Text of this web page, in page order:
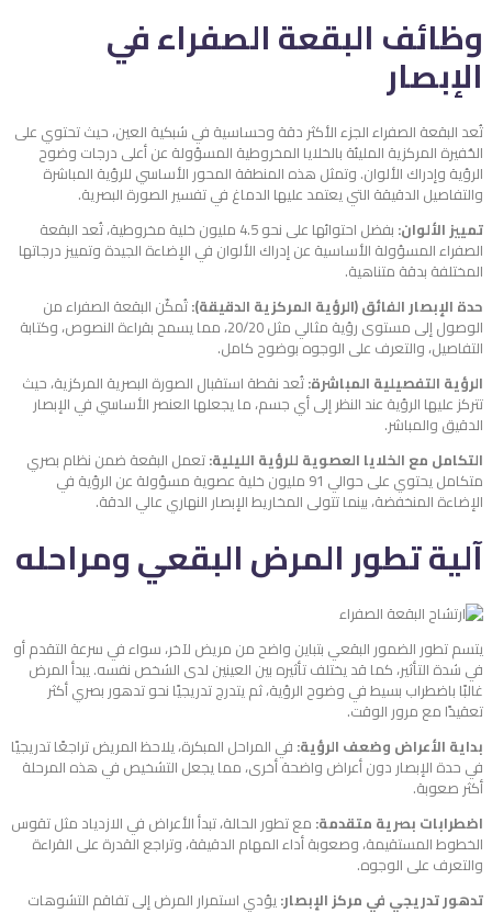
وظائف البقعة الصفراءفي
الإبصار
تُعد البقعة الصفراء الجزء الأكثر دقة وحساسية في شبكية العين، حيث تحتوي على
الحُفيرة المركزية المليئة بالخلايا المخروطية المسؤولة عن أعلى درجات وضوح
الرؤية وإدراك الألوان. وتمثل هذه المنطقة المحور الأساسي للرؤية المباشرة
والتفاصيل الدقيقة التي يعتمد عليها الدماغ في تفسير الصورة البصرية.
تمييز الألوان:
بفضل احتوائها على نحو 4.5 مليون خلية مخروطية، تُعد البقعة
الصفراء المسؤولة الأساسية عن إدراك الألوان في الإضاءة الجيدة وتمييز درجاتها
المختلفة بدقة متناهية.
حدة الإبصار الفائق (الرؤية المركزية الدقيقة):تُمكّن البقعة الصفراء من
الوصول إلى مستوى رؤية مثالي مثل 20/20، مما يسمح بقراءة النصوص، وكتابة
التفاصيل، والتعرف على الوجوه بوضوح كامل.
الرؤية التفصيلية المباشرة:تُعد نقطة استقبال الصورة البصرية المركزية، حيث
تتركز عليها الرؤية عند النظر إلى أي جسم، ما يجعلها العنصر الأساسي في الإبصار
الدقيق والمباشر.
التكامل مع الخلايا العصوية للرؤية الليلية:تعمل البقعة ضمن نظام بصري
متكامل يحتوي على حوالي 91 مليون خلية عصوية مسؤولة عن الرؤية في
الإضاءة المنخفضة، بينما تتولى المخاريط الإبصار النهاري عالي الدقة.
آلية تطور المرض البقعي ومراحله
يتسم تطور الضمور البقعي بتباين واضح من مريض لآخر، سواء في سرعة التقدم أو
في شدة التأثير، كما قد يختلف تأثيره بين العينين لدى الشخص نفسه. يبدأ المرض
غالبًا باضطراب بسيط في وضوح الرؤية، ثم يتدرج تدريجيًا نحو تدهور بصري أكثر
تعقيدًا مع مرور الوقت.
بداية الأعراض وضعف الرؤية: في المراحل المبكرة، يلاحظ المريض تراجعًا تدريجيًا
في حدة الإبصار دون أعراض واضحة أخرى، مما يجعل التشخيص في هذه المرحلة
أكثر صعوبة.
اضطرابات بصرية متقدمة: مع تطور الحالة، تبدأ الأعراض في الازدياد مثل تقوس
الخطوط المستقيمة، وصعوبة أداء المهام الدقيقة، وتراجع القدرة على القراءة
والتعرف على الوجوه.
تدهور تدريجي في مركز الإبصار:يؤدي استمرار المرض إلى تفاقم التشوهات